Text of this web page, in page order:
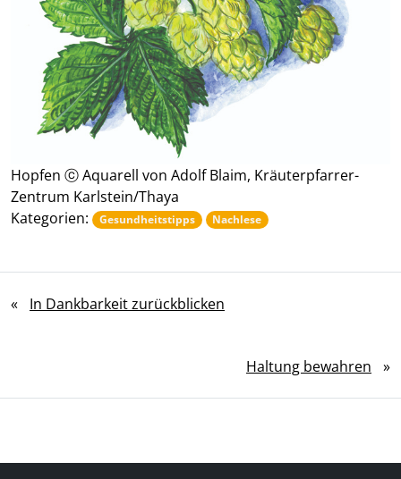
Hopfen ⓒ Aquarell von Adolf Blaim, Kräuterpfarrer-
Zentrum Karlstein/Thaya
Kategorien:
Gesundheitstipps Nachlese
« In Dankbarkeit zurückblicken
Haltung bewahren »